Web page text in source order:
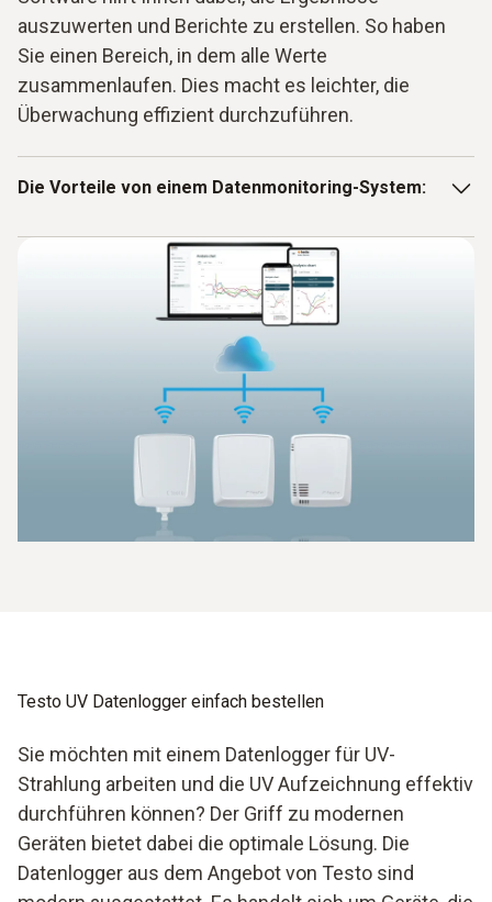
auszuwerten und Berichte zu erstellen. So haben
Sie einen Bereich, in dem alle Werte
zusammenlaufen. Dies macht es leichter, die
Überwachung effizient durchzuführen.
Die Vorteile von einem Datenmonitoring-System:
Komplettes System
Mehrere Parameter messbar
Zusammenlauf der Werte in der Base
Software für die Auswertung
Testo UV Datenlogger einfach bestellen
Sie möchten mit einem Datenlogger für UV-
Strahlung arbeiten und die UV Aufzeichnung effektiv
durchführen können? Der Griff zu modernen
Geräten bietet dabei die optimale Lösung. Die
Datenlogger aus dem Angebot von Testo sind